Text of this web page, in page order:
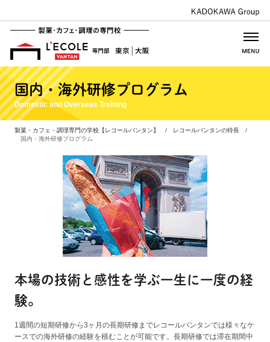
国内・海外研修プログラム
Domestic and Overseas Training
製菓・カフェ・調理専門の学校【レコールバンタン】 / レコールバンタンの特長
/
国内・海外研修プログラム
本場の技術と感性を学ぶ一生に一度の経
験。
1週間の短期研修から3ヶ月の長期研修までレコールバンタンでは様々なケ
ースでの海外研修の経験を積むことが可能です。長期研修では滞在期間中